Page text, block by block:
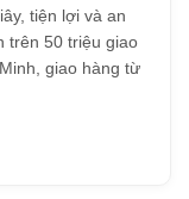
tiện lợi và an
trên 50 triệu giao
giao hàng từ